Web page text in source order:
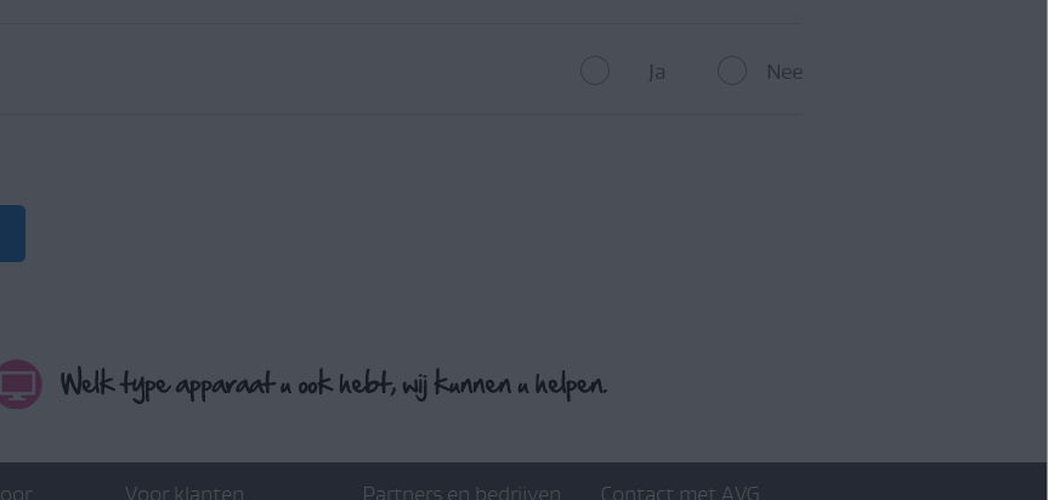
Ja Nee
Voor klanten Partners en bedrijven Contact met AVG